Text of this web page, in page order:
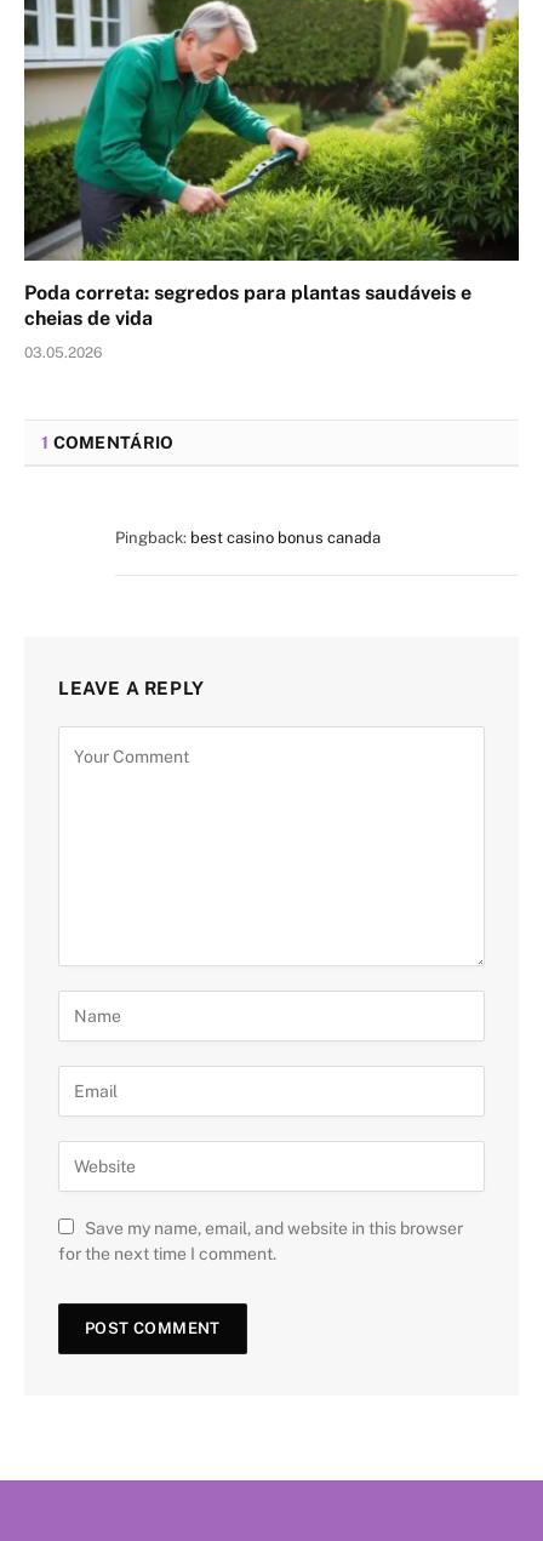
Poda correta: segredos para plantas saudáveis e
cheias de vida
03.05.2026
1 COMENTÁRIO
Pingback: best casino bonus canada
LEAVE A REPLY
Save my name, email, and website in this browser
for the next time I comment.